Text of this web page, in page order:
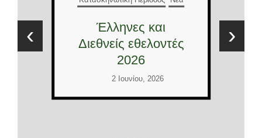
Έλληνες και
Διεθνείς εθελοντές
2026
2 Ιουνίου, 2026
‹ ›